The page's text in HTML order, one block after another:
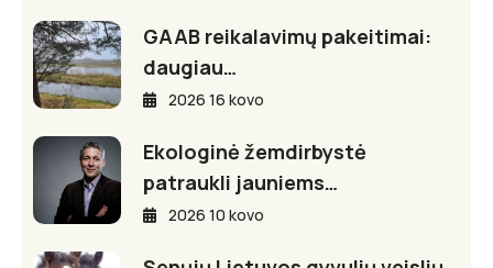
GAAB reikalavimų pakeitimai:
daugiau…
2026 16 kovo
Ekologinė žemdirbystė
patraukli jauniems…
2026 10 kovo